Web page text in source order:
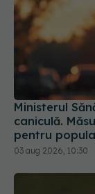
Ministerul
caniculă.
pentru
03 aug 2026, 10:30